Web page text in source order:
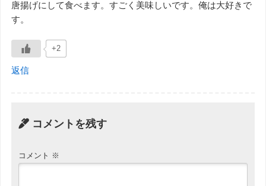
唐揚げにして食べます。すごく美味しいです。俺は大好きで
す。
+2
返信
コメントを残す
コメント ※